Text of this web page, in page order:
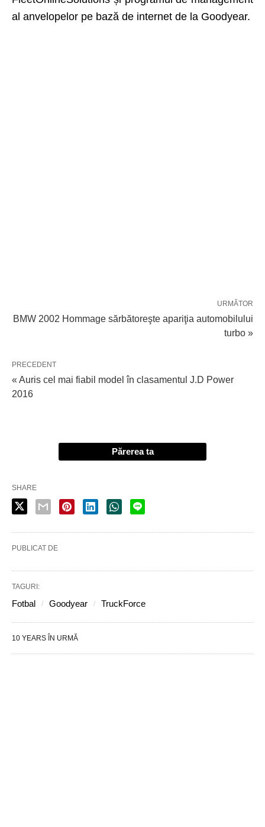
al anvelopelor pe bază de internet de la Goodyear.
URMĂTOR
BMW 2002 Hommage sărbătoreşte apariţia automobilului
turbo »
PRECEDENT
« Auris cel mai fiabil model în clasamentul J.D Power
2016
Părerea ta
SHARE
PUBLICAT DE
TAGURI:
Fotbal Goodyear TruckForce
10 YEARS ÎN URMĂ